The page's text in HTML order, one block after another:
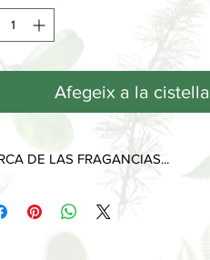
Afegeix a la cistella
DE LAS FRAGANCIAS...
a lo largo de su ciclo de vida.